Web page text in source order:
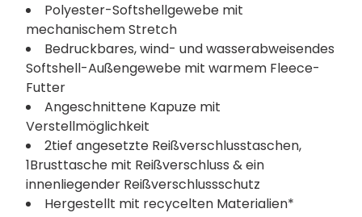
Polyester-Softshellgewebe mit
mechanischem Stretch
Bedruckbares, wind- und wasserabweisendes
Softshell-Außengewebe mit warmem Fleece-
Futter
Angeschnittene Kapuze mit
Verstellmöglichkeit
2tief angesetzte Reißverschlusstaschen,
1Brusttasche mit Reißverschluss & ein
innenliegender Reißverschlussschutz
Hergestellt mit recycelten Materialien*